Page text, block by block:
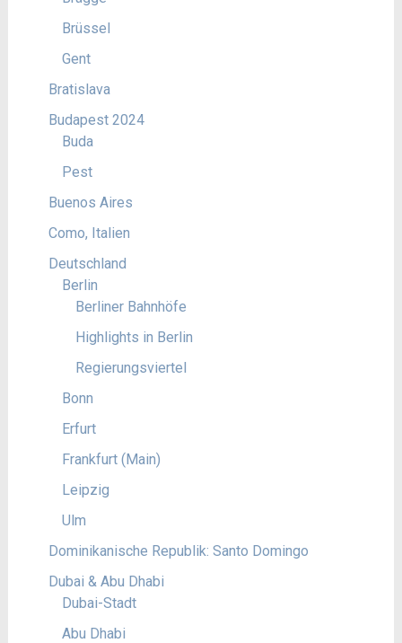
Brüssel
Gent
Bratislava
Budapest 2024
Buda
Pest
Buenos Aires
Como, Italien
Deutschland
Berlin
Berliner Bahnhöfe
Highlights in Berlin
Regierungsviertel
Bonn
Erfurt
Frankfurt (Main)
Leipzig
Ulm
Dominikanische Republik: Santo Domingo
Dubai & Abu Dhabi
Dubai-Stadt
Abu Dhabi